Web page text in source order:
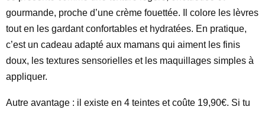
gourmande, proche d’une crème fouettée. Il colore les lèvres
tout en les gardant confortables et hydratées. En pratique,
c’est un cadeau adapté aux mamans qui aiment les finis
doux, les textures sensorielles et les maquillages simples à
appliquer.
Autre avantage : il existe en 4 teintes et coûte 19,90€. Si tu